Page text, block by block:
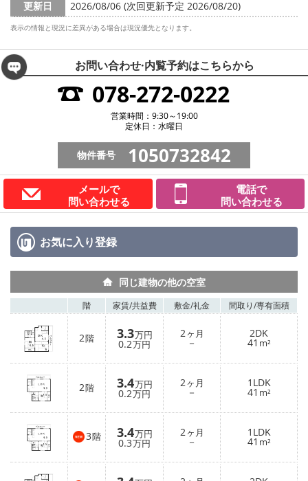
更新日
2026/08/06 (次回更新予定 2026/08/20)
表示の情報と現況に差異がある場合は現況優先となります。
お問い合わせ·内覧予約はこちらから
078-272-0222
営業時間：9:30～19:00
定休日：水曜日
物件番号 1050732842
メールで
問い合わせる
電話で
問い合わせる
お気に入り登録
同じ建物の他の空室
階 家賃/共益費 敷金/礼金 間取り/専有面積
2階 3.3万円
0.2万円
2ヶ月
－
2DK
41 m²
2階 3.4万円
0.2万円
2ヶ月
－
1LDK
41 m²
3階 3.4万円
0.3万円
2ヶ月
－
1LDK
41 m²